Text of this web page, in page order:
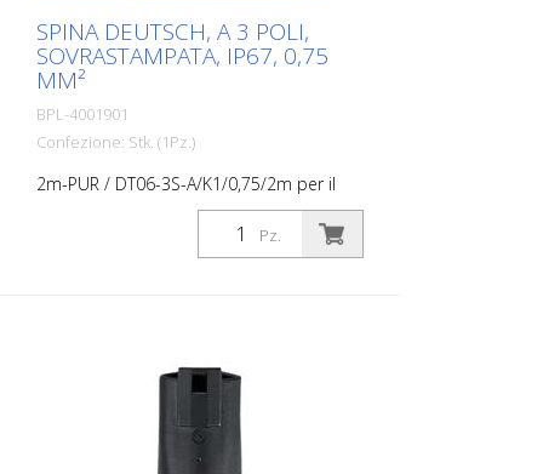
SPINA DEUTSCH, A 3 POLI,
SOVRASTAMPATA, IP67, 0,75
MM²
BPL-4001901
Confezione: Stk. (1Pz.)
2m-PUR / DT06-3S-A/K1/0,75/2m per il
sensore di pressione del dispositivo
RMCD (Road Marking Control Device).
Pz.